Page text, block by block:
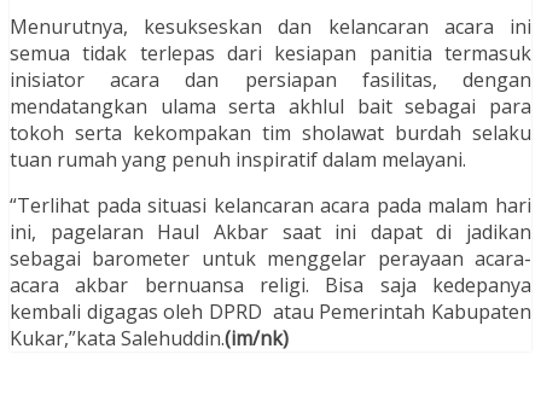
Menurutnya, kesukseskan dan kelancaran acara ini
semua tidak terlepas dari kesiapan panitia termasuk
inisiator acara dan persiapan fasilitas, dengan
mendatangkan ulama serta akhlul bait sebagai para
tokoh serta kekompakan tim sholawat burdah selaku
tuan rumah yang penuh inspiratif dalam melayani.
“Terlihat pada situasi kelancaran acara pada malam hari
ini, pagelaran Haul Akbar saat ini dapat di jadikan
sebagai barometer untuk menggelar perayaan acara-
acara akbar bernuansa religi. Bisa saja kedepanya
kembali digagas oleh DPRD atau Pemerintah Kabupaten
Kukar,”kata Salehuddin.(im/nk)